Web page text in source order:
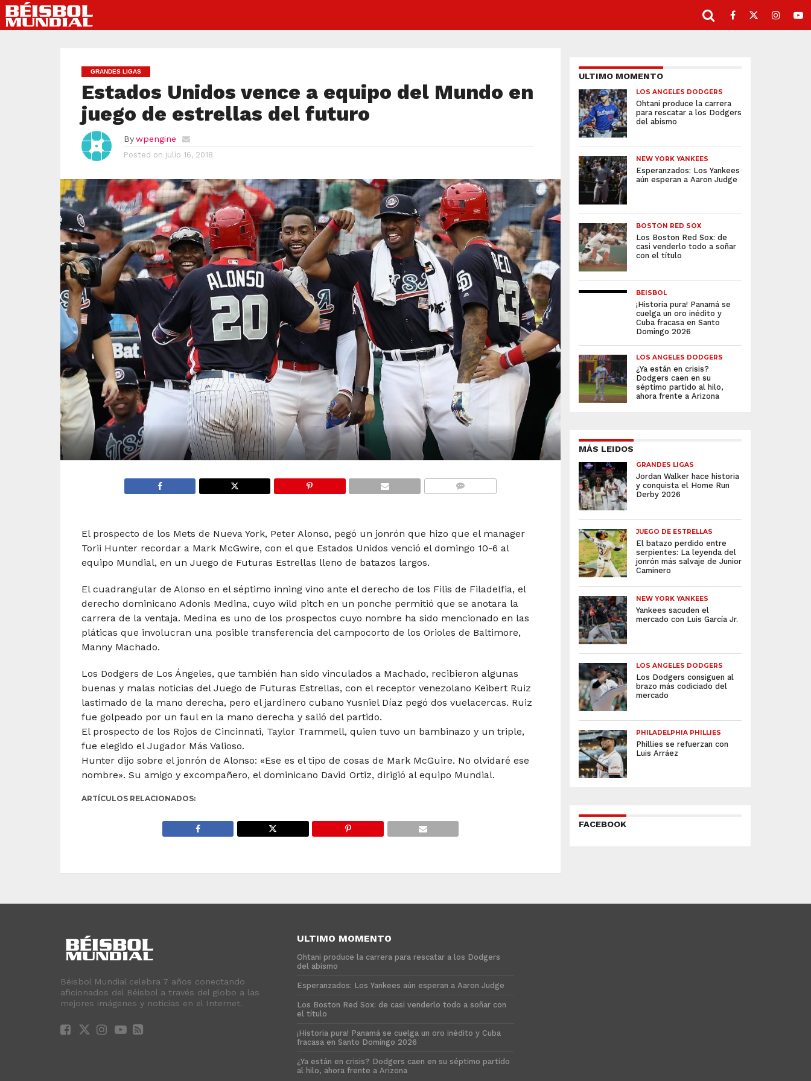
GRANDES LIGAS
Estados Unidos vence a equipo del Mundo en
juego de estrellas del futuro
By wpengine
Posted on julio 16, 2018
El prospecto de los Mets de Nueva York, Peter Alonso, pegó un jonrón que hizo que el manager
Torii Hunter recordar a Mark McGwire, con el que Estados Unidos venció el domingo 10-6 al
equipo Mundial, en un Juego de Futuras Estrellas lleno de batazos largos.
El cuadrangular de Alonso en el séptimo inning vino ante el derecho de los Filis de Filadelfia, el
derecho dominicano Adonis Medina, cuyo wild pitch en un ponche permitió que se anotara la
carrera de la ventaja. Medina es uno de los prospectos cuyo nombre ha sido mencionado en las
pláticas que involucran una posible transferencia del campocorto de los Orioles de Baltimore,
Manny Machado.
Los Dodgers de Los Ángeles, que también han sido vinculados a Machado, recibieron algunas
buenas y malas noticias del Juego de Futuras Estrellas, con el receptor venezolano Keibert Ruiz
lastimado de la mano derecha, pero el jardinero cubano Yusniel Díaz pegó dos vuelacercas. Ruiz
fue golpeado por un faul en la mano derecha y salió del partido.
El prospecto de los Rojos de Cincinnati, Taylor Trammell, quien tuvo un bambinazo y un triple,
fue elegido el Jugador Más Valioso.
Hunter dijo sobre el jonrón de Alonso: «Ese es el tipo de cosas de Mark McGuire. No olvidaré ese
nombre». Su amigo y excompañero, el dominicano David Ortiz, dirigió al equipo Mundial.
ARTÍCULOS RELACIONADOS:
ULTIMO MOMENTO
LOS ANGELES DODGERS
Ohtani produce la carrera
para rescatar a los Dodgers
del abismo
NEW YORK YANKEES
Esperanzados: Los Yankees
aún esperan a Aaron Judge
BOSTON RED SOX
Los Boston Red Sox: de
casi venderlo todo a soñar
con el título
BEISBOL
¡Historia pura! Panamá se
cuelga un oro inédito y
Cuba fracasa en Santo
Domingo 2026
LOS ANGELES DODGERS
¿Ya están en crisis?
Dodgers caen en su
séptimo partido al hilo,
ahora frente a Arizona
MÁS LEIDOS
GRANDES LIGAS
Jordan Walker hace historia
y conquista el Home Run
Derby 2026
JUEGO DE ESTRELLAS
El batazo perdido entre
serpientes: La leyenda del
jonrón más salvaje de Junior
Caminero
NEW YORK YANKEES
Yankees sacuden el
mercado con Luis García Jr.
LOS ANGELES DODGERS
Los Dodgers consiguen al
brazo más codiciado del
mercado
PHILADELPHIA PHILLIES
Phillies se refuerzan con
Luis Arráez
FACEBOOK
Béisbol Mundial celebra 7 años conectando
aficionados del Béisbol a través del globo a las
mejores imágenes y noticias en el Internet.
ULTIMO MOMENTO
Ohtani produce la carrera para rescatar a los Dodgers
del abismo
Esperanzados: Los Yankees aún esperan a Aaron Judge
Los Boston Red Sox: de casi venderlo todo a soñar con
el título
¡Historia pura! Panamá se cuelga un oro inédito y Cuba
fracasa en Santo Domingo 2026
¿Ya están en crisis? Dodgers caen en su séptimo partido
al hilo, ahora frente a Arizona